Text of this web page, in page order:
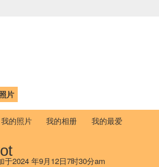
照片
我的照片 我的相册 我的最爱
于2024 年9月12日7时30分am